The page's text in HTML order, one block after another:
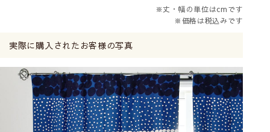
※丈・幅の単位はcmです
※価格は税込みです
実際に購入されたお客様の写真